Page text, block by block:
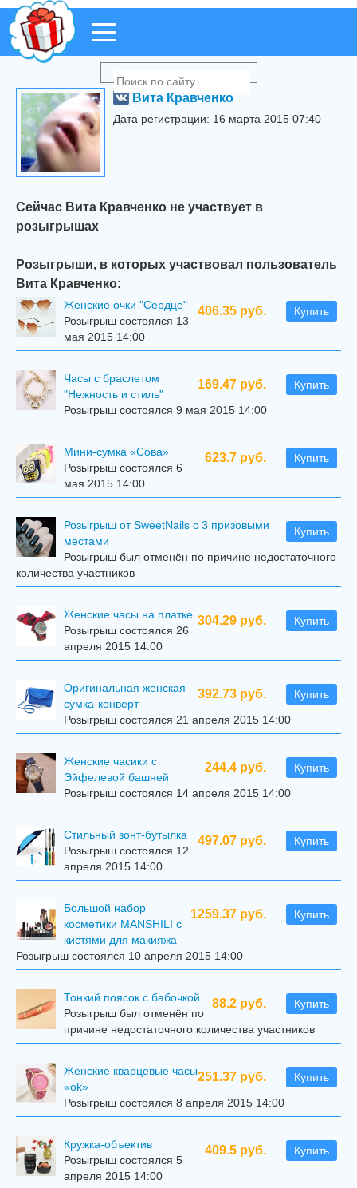
Вита Кравченко
Дата регистрации: 16 марта 2015 07:40
Сейчас Вита Кравченко не участвует в
розыгрышах
Розыгрыши, в которых участвовал пользователь
Вита Кравченко:
406.35 руб. Купить
Женские очки "Сердце"
Розыгрыш состоялся 13
мая 2015 14:00
169.47 руб. Купить
Часы с браслетом
"Нежность и стиль"
Розыгрыш состоялся 9 мая 2015 14:00
623.7 руб. Купить
Мини-сумка «Сова»
Розыгрыш состоялся 6
мая 2015 14:00
Купить
Розыгрыш от SweetNails с 3 призовыми
местами
Розыгрыш был отменён по причине недостаточного
количества участников
304.29 руб. Купить
Женские часы на платке
Розыгрыш состоялся 26
апреля 2015 14:00
392.73 руб. Купить
Оригинальная женская
сумка-конверт
Розыгрыш состоялся 21 апреля 2015 14:00
244.4 руб. Купить
Женские часики с
Эйфелевой башней
Розыгрыш состоялся 14 апреля 2015 14:00
497.07 руб. Купить
Стильный зонт-бутылка
Розыгрыш состоялся 12
апреля 2015 14:00
1259.37 руб. Купить
Большой набор
косметики MANSHILI с
кистями для макияжа
Розыгрыш состоялся 10 апреля 2015 14:00
88.2 руб. Купить
Тонкий поясок с бабочкой
Розыгрыш был отменён по
причине недостаточного количества участников
251.37 руб. Купить
Женские кварцевые часы
«ok»
Розыгрыш состоялся 8 апреля 2015 14:00
409.5 руб. Купить
Кружка-объектив
Розыгрыш состоялся 5
апреля 2015 14:00